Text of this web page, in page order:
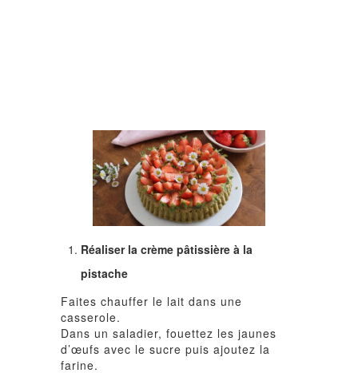
Réaliser la crème pâtissière à la
pistache
Faites chauffer le lait dans une
casserole.
Dans un saladier, fouettez les jaunes
d’œufs avec le sucre puis ajoutez la
farine.